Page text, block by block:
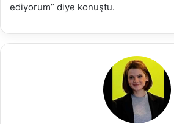
ediyorum” diye konuştu.